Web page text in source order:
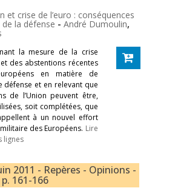
et crise de l’euro : conséquences
de la défense - André Dumoulin,
la mesure de la crise
des abstentions récentes
en matière de
défense et en relevant que
de l’Union peuvent être,
soit complétées, que
à un nouvel effort
des Européens. Lire
lignes
2011 - Repères - Opinions -
161-166